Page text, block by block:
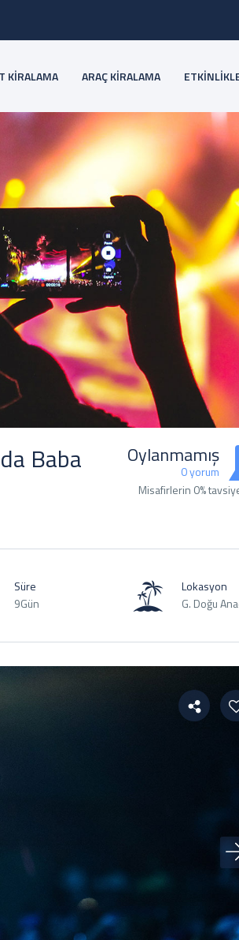
KİRALAMA ARAÇ KİRALAMA
Baba
Oylanmamış
0 yorum
Misafirlerin 0%
Süre
9Gün
Lokasyon
G. Doğu